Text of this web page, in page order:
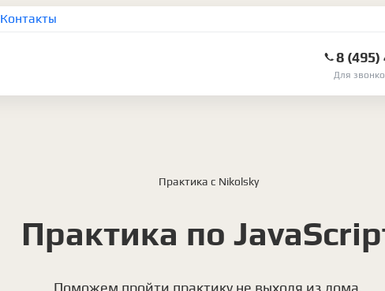
Контакты
8 (495)
Для
Практика с Nikolsky
Практика по
Поможем пройти практику не выходя из дома.